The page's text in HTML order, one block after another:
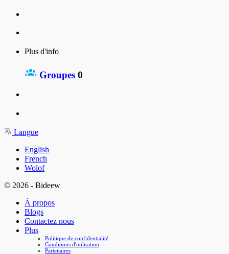
Plus d'info
Groupes 0
Langue
English
French
Wolof
© 2026 - Bideew
À propos
Blogs
Contactez nous
Plus
Politique de confidentialité
Conditions d'utilisation
Partenaires